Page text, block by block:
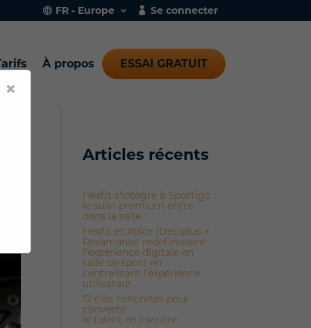
×
FR - Europe Se connecter
À propos ESSAI GRATUIT
Articles récents
Hexfit s'intègre à Sportigo :
le suivi premium entre
dans la salle
Hexfit et Xplor (Deciplus +
Resamania) redéfinissent
l’expérience digitale en
salle de sport en
centralisant l’expérience
utilisateur.
12 clés concrètes pour
convertir
le talent en carrière